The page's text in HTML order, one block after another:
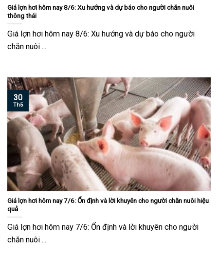
Giá lợn hơi hôm nay 8/6: Xu hướng và dự báo cho người chăn nuôi
thông thái
Giá lợn hơi hôm nay 8/6: Xu hướng và dự báo cho người
chăn nuôi ...
Giá lợn hơi hôm nay 7/6: Ổn định và lời khuyên cho người chăn nuôi hiệu
quả
Giá lợn hơi hôm nay 7/6: Ổn định và lời khuyên cho người
chăn nuôi ...
30
Th5